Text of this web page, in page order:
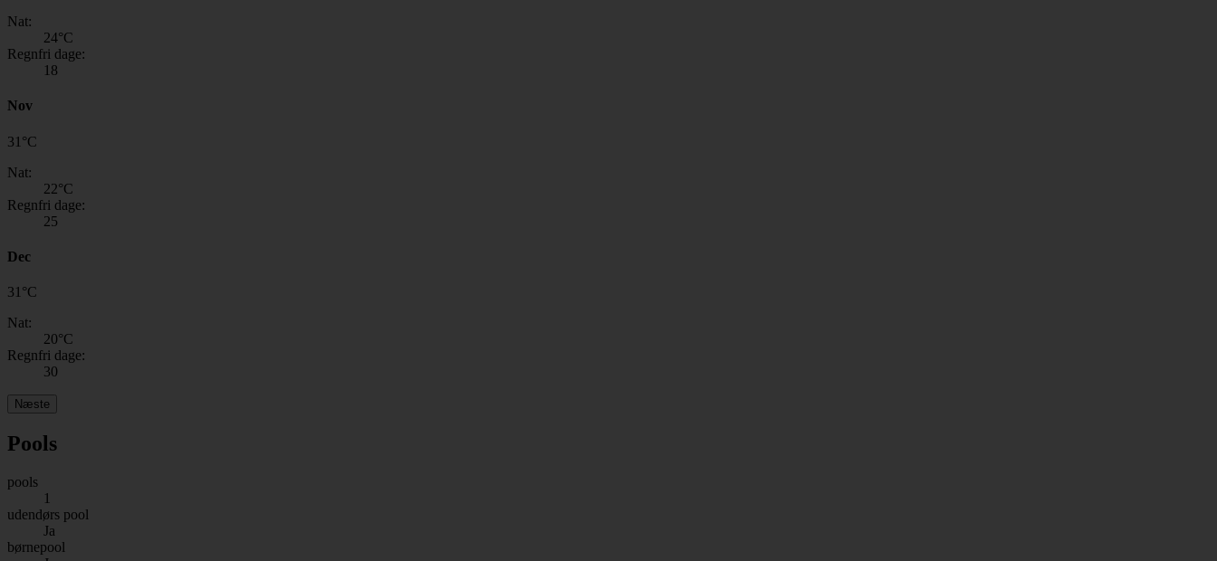
Nat:
24°C
Regnfri dage:
18
Nov
31 °C
Nat:
22°C
Regnfri dage:
25
Dec
31 °C
Nat:
20°C
Regnfri dage:
30
Næste
Pools
pools
1
udendørs pool
Ja
børnepool